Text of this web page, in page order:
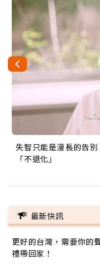
失智只能是漫長的告
「不退化」
來自剛果的巧克力神
的家，我連作夢都講台
63歲卸矽谷副總、搬
丑」走進安養院，逗
104歲打破金氏世界紀
手，分享長壽的秘密原
事業巔峰他選擇追夢…
巨蛋！連CNN都大讚！
最新快訊
更好的台灣，需要你的
禮帶回家！